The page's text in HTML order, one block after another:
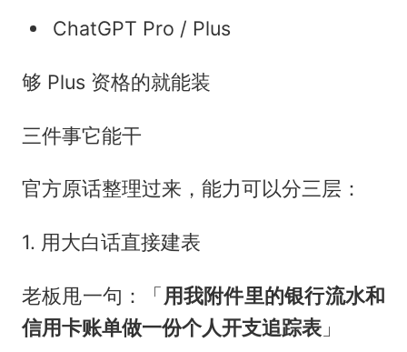
ChatGPT Pro / Plus
够 Plus 资格的就能装
三件事它能干
官方原话整理过来，能力可以分三层：
1. 用大白话直接建表
老板甩一句：「 用我附件里的银行流水和
信用卡账单做一份个人开支追踪表」